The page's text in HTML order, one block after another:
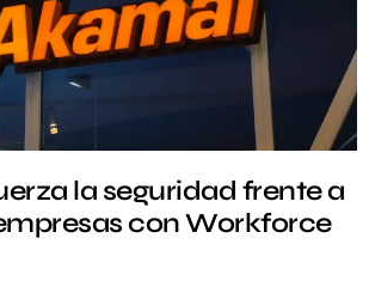
la seguridad frente a
con Workforce